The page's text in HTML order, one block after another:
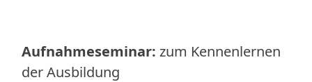
Aufnahmeseminar:zum Kennenlernen
der Ausbildung